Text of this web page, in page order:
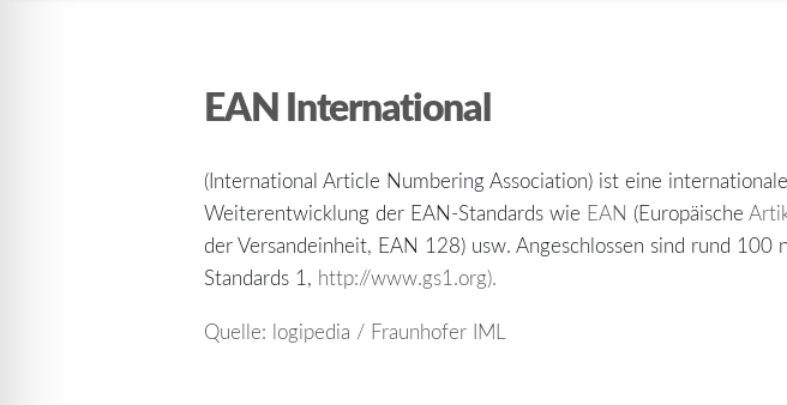
EAN International
(International Article Numbering Association) ist eine internationale
Weiterentwicklung der EAN-Standards wie EAN (Europäische
der Versandeinheit, EAN 128) usw. Angeschlossen sind rund
Standards 1, http://www.gs1.org).
Quelle: logipedia / Fraunhofer IML